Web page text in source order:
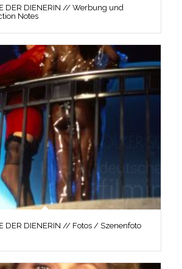
DER DIENERIN // Werbung und
Notes
DER DIENERIN // Fotos / Szenenfoto